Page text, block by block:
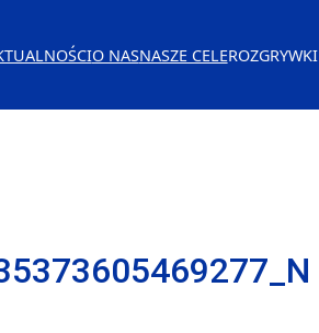
O NASNASZE CELEROZGRYWKI